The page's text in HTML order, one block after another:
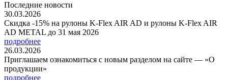
Последние новости
30.03.2026
Скидка -15% на рулоны K-Flex AIR AD и рулоны K-Flex AIR
AD METAL до 31 мая 2026
подробнее
26.03.2026
Приглашаем ознакомиться с новым разделом на сайте — «О
продукции»
подробнее